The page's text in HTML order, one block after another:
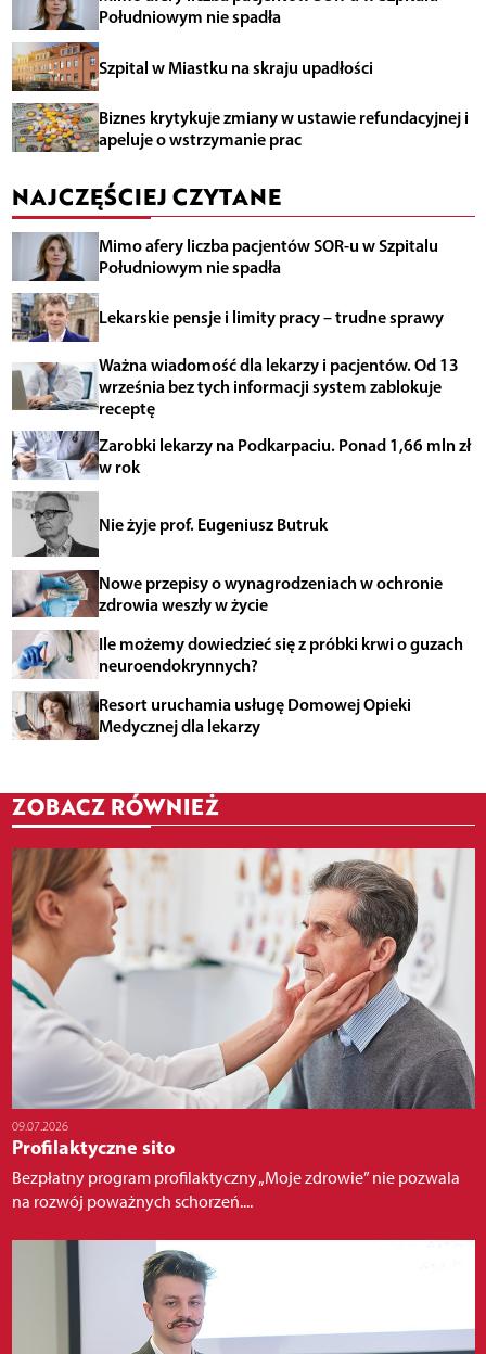
Południowym nie spadła
Szpital w Miastku na skraju upadłości
Biznes krytykuje zmiany w ustawie refundacyjnej i
apeluje o wstrzymanie prac
NAJCZĘŚCIEJ CZYTANE
Mimo afery liczba pacjentów SOR-u w Szpitalu
Południowym nie spadła
Lekarskie pensje i limity pracy – trudne sprawy
Ważna wiadomość dla lekarzy i pacjentów. Od 13
września bez tych informacji system zablokuje
receptę
Zarobki lekarzy na Podkarpaciu. Ponad 1,66 mln zł
w rok
Nie żyje prof. Eugeniusz Butruk
Nowe przepisy o wynagrodzeniach w ochronie
zdrowia weszły w życie
Ile możemy dowiedzieć się z próbki krwi o guzach
neuroendokrynnych?
Resort uruchamia usługę Domowej Opieki
Medycznej dla lekarzy
ZOBACZ RÓWNIEŻ
09.07.2026
Profilaktyczne sito
Bezpłatny program profilaktyczny „Moje zdrowie” nie pozwala
na rozwój poważnych schorzeń....